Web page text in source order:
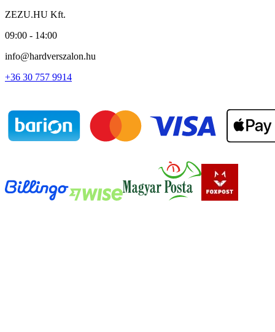
ZEZU.HU Kft.
09:00 - 14:00
info@hardverszalon.hu
+36 30 757 9914